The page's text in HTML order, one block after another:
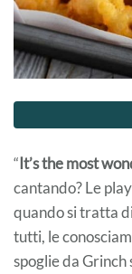
“It’s the most
cantando? Le
quando si tratta
tutti, le
spoglie da Grinch